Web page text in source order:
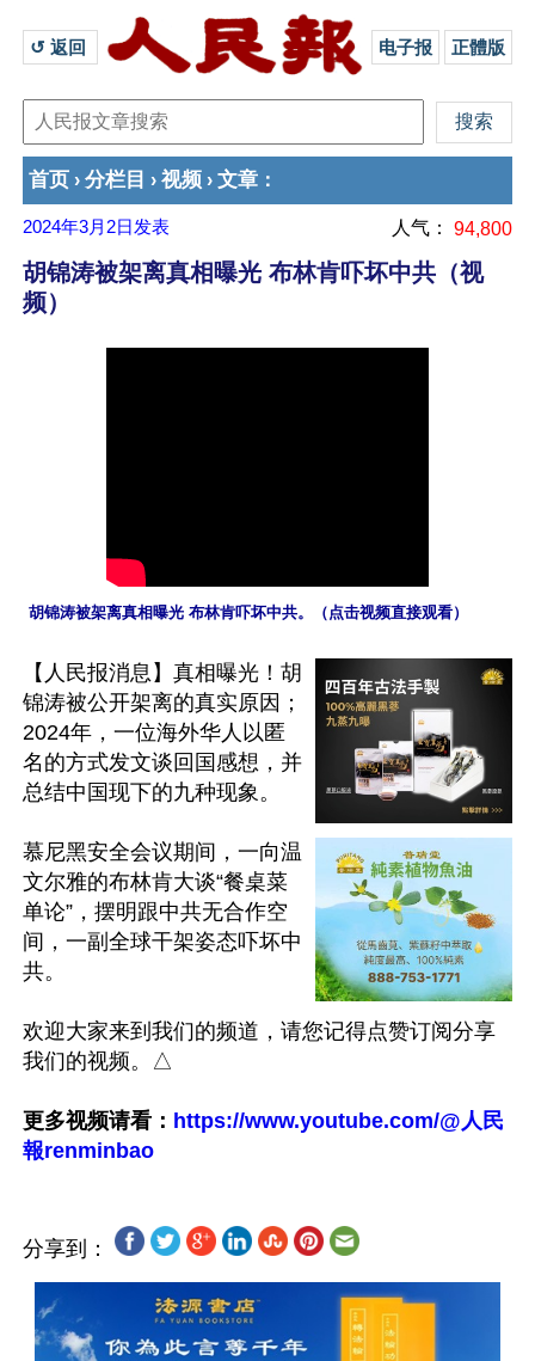
↺ 返回 电子报 正體版
首页 › 分栏目 › 视频 › 文章 ：
2024年3月2日 发表 人气： 94,800
胡锦涛被架离真相曝光 布林肯吓坏中共（视
频）
胡锦涛被架离真相曝光 布林肯吓坏中共。（点击视频直接观看）
【人民报消息】真相曝光！胡
锦涛被公开架离的真实原因；
2024年，一位海外华人以匿
名的方式发文谈回国感想，并
总结中国现下的九种现象。
慕尼黑安全会议期间，一向温
文尔雅的布林肯大谈“餐桌菜
单论”，摆明跟中共无合作空
间，一副全球干架姿态吓坏中
共。
欢迎大家来到我们的频道，请您记得点赞订阅分享
我们的视频。△
更多视频请看： https://www.youtube.com/@人民
報renminbao
分享到：